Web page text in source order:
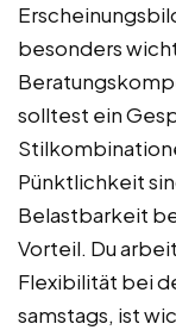
besonders
solltest ein
Pünktlichkeit
Belastbarkeit
Vorteil. Du
Flexibilität bei
samstags, ist